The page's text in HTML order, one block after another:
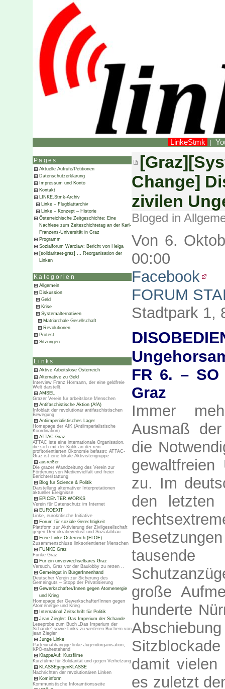
LinkeStmk |
Pages
Aktuelle Aufrufe/Petitionen
Datenschutzerklärung
Impressum und Konto
Kontakt
LINKE.Stmk-Archiv
Linke – Flugblattarchiv
Linke – Konzept – Historie
Österreichische Zeitgeschichte: Eine
Nachlese zum Zeiteschichtetag an der Karl-
Franzens-Universität in Graz
Programm
Sozialforum Warclaw: Bericht von Helga
[solidaritaet-graz] … Reorganisation der
Linken
Kategorien
Allgemein
Diskussion
Geld
Krise
Systemalternativen
Matriarchale Gesellschaft
Revolutionen
Protest
Sitzungen
Links
Aktive Arbeitslose Österreich
Alternative zu Geld
Interview Franz Hörmann, der eine geldfreie
Welt darstellt.
AMSEL
Grazer Verein für arbeitslose Menschen
Antifaschistische Aktion (AfA)
Infoblatt der revolutionär antifaschistischen
Bewegung
Antiimperialistisches Lager
Homepage der AIK (Antiimperialistische
Koordination)
ATTAC-Graz
ATTAC iste eine internationale Organisation,
die sich mit der Kritik an der rein
profitorientierten Ökonomie befasst; ATTAC-
Graz ist eine lokale Aktivistengruppe
ausreißer
Die grazer Wandzeitung des Verein zur
Förderung von Medienvielfalt und freier
Berichterstattung
Blog für Science & Politik
Darstellung alternativer Interpretationen
aktueller Ereignisse
EPICENTER.WORKS
Verein für Datenschutz im Internet
EUROEXIT
Linke, eurokritische Initiative
Forum für soziale Gerechtigkeit
Plattform zur Aktivierung der Zivilgesellschaft
gegen Demokratieverlust und Sozialabbau
Freie Linke Österreich (FLOE)
Zusammenschluss linksorientierter Menschen
FUNKE Graz
Funke Graz
Für ein unverwechselbares Graz
Versuch, Graz vor der Baulobby zu retten ..
Gemeingut in BürgerInnenhand
Deutscher Verein zur Sicherung des
Gemeinguts – Stopp der Privatisierung
Gewerkschafter/Innen gegen Atomenergie
und Krieg
Homepage der Gewerkschafter/Innen gegen
Atomenergie und Krieg
Internatinal Zeitschrift für Politik
Jean Ziegler: Das Imperium der Schande
Leseprobe zum Buch „Das Imperium der
Schande“ sowie Links zu weiteren Büchern von
jean Ziegler
Junge Linke
Parteiunabhängige linke Jugendorganisation;
KPÖ-nahestehend
KlappeAuf: Kurzfilme
Kurzfülme für Solidarität und gegen Verhetzung
KLASSEgegenKLASSE
Nachrichten der revolutionären Linken
Kominform
Kommunistische Inforamtionsseite
Change]
zivilen
Bloged in
Von 6.
00:00
Facebook
FORUM
Stadtpark 1,
FR 6. – SO
Graz
Immer
Ausmaß
die
gewaltfreien
zu. Im
den letzten
große
hunderte
damit vielen
es zuletzt